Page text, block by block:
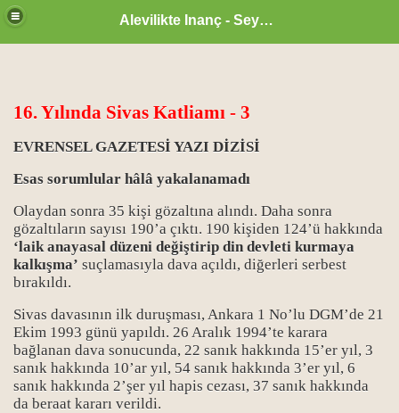
Alevilikte Inanç - Seyyid Hakkı
16. Yılında Sivas Katliamı - 3
EVRENSEL GAZETESİ YAZI DİZİSİ
Esas sorumlular hâlâ yakalanamadı
Olaydan sonra 35 kişi gözaltına alındı. Daha sonra
gözaltıların sayısı 190’a çıktı. 190 kişiden 124’ü hakkında
‘laik anayasal düzeni değiştirip din devleti kurmaya
kalkışma’ suçlamasıyla dava açıldı, diğerleri serbest
bırakıldı.
Sivas davasının ilk duruşması, Ankara 1 No’lu DGM’de 21
Ekim 1993 günü yapıldı. 26 Aralık 1994’te karara
bağlanan dava sonucunda, 22 sanık hakkında 15’er yıl, 3
sanık hakkında 10’ar yıl, 54 sanık hakkında 3’er yıl, 6
sanık hakkında 2’şer yıl hapis cezası, 37 sanık hakkında
da beraat kararı verildi.
ayı